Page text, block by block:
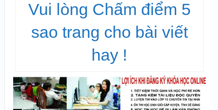
Vui lòng Chấm điểm 5
sao trang cho bài viết
hay !